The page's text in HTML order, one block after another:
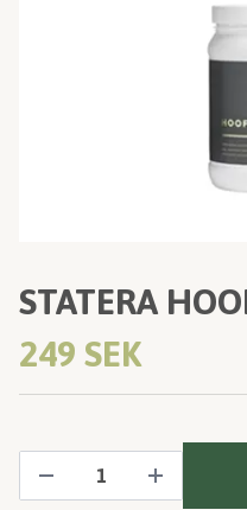
STATERA
249 SEK